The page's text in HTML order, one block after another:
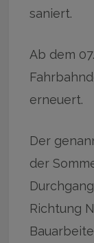
saniert.
Ab dem
erneuert.
Der
der
Richtung